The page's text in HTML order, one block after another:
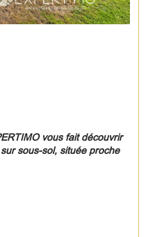
vous fait découvrir
sous-sol, située proche